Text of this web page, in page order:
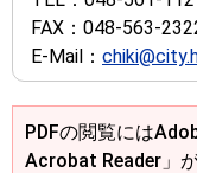
FAX： 048-563-
E-Mail：
PDFの閲覧には
Acrobat Reader」